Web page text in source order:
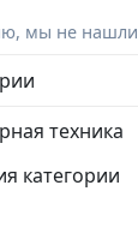
мы не нашли
техника
категории